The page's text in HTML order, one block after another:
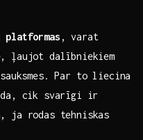
platformas ,‌ varat
ļaujot dalībniekiem
Par ​to liecina
cik svarīgi ir
ja rodas tehniskas